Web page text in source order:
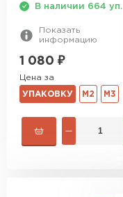
В наличии 664 уп.
Показать
информацию
1 080 ₽
Цена за
УПАКОВКУ М2 М3